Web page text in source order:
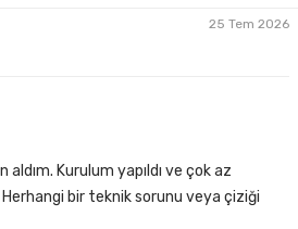
25 Tem 2026
Kurulum yapıldı ve çok az
Herhangi bir teknik sorunu veya çiziği